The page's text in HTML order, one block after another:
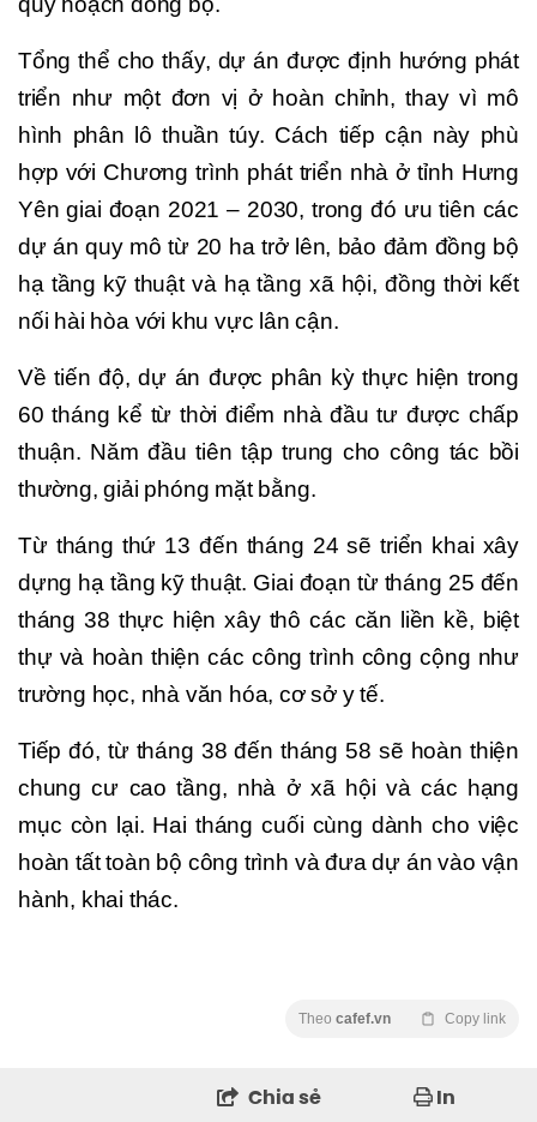
Tổng thể cho thấy, dự án được định hướng phát
triển như một đơn vị ở hoàn chỉnh, thay vì mô
hình phân lô thuần túy. Cách tiếp cận này phù
hợp với Chương trình phát triển nhà ở tỉnh Hưng
Yên giai đoạn 2021 – 2030, trong đó ưu tiên các
dự án quy mô từ 20 ha trở lên, bảo đảm đồng bộ
hạ tầng kỹ thuật và hạ tầng xã hội, đồng thời kết
nối hài hòa với khu vực lân cận.
Về tiến độ, dự án được phân kỳ thực hiện trong
60 tháng kể từ thời điểm nhà đầu tư được chấp
thuận. Năm đầu tiên tập trung cho công tác bồi
thường, giải phóng mặt bằng.
Từ tháng thứ 13 đến tháng 24 sẽ triển khai xây
dựng hạ tầng kỹ thuật. Giai đoạn từ tháng 25 đến
tháng 38 thực hiện xây thô các căn liền kề, biệt
thự và hoàn thiện các công trình công cộng như
trường học, nhà văn hóa, cơ sở y tế.
Tiếp đó, từ tháng 38 đến tháng 58 sẽ hoàn thiện
chung cư cao tầng, nhà ở xã hội và các hạng
mục còn lại. Hai tháng cuối cùng dành cho việc
hoàn tất toàn bộ công trình và đưa dự án vào vận
hành, khai thác.
Theo cafef.vn Copy link
Chia sẻ In